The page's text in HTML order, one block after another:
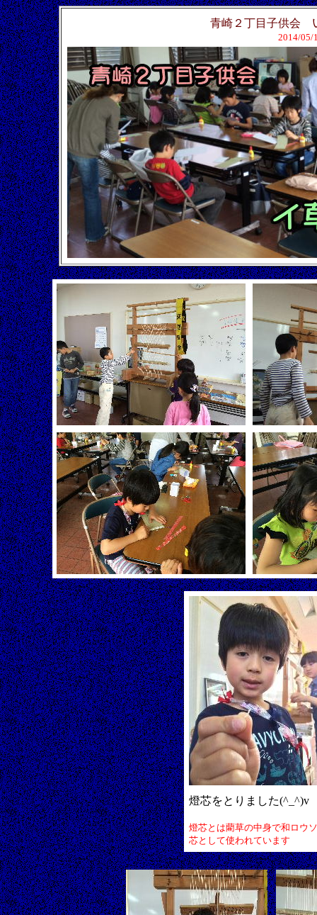
青崎２丁目子供会
2014/05/
燈芯をとりました(^_^)v
燈芯とは藺草の中身で和ロウ
芯として使われています